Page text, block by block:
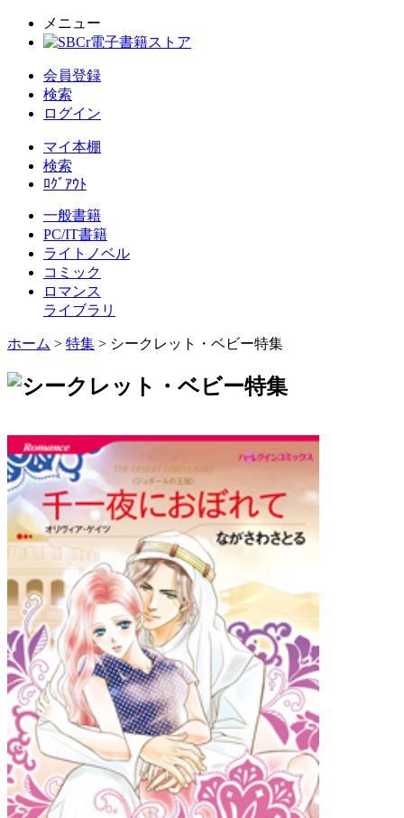
メニュー
会員登録
検索
ログイン
マイ本棚
検索
ﾛｸﾞｱｳﾄ
一般書籍
PC/IT書籍
ライトノベル
コミック
ロマンス
ライブラリ
ホーム > 特集 > シークレット・ベビー特集